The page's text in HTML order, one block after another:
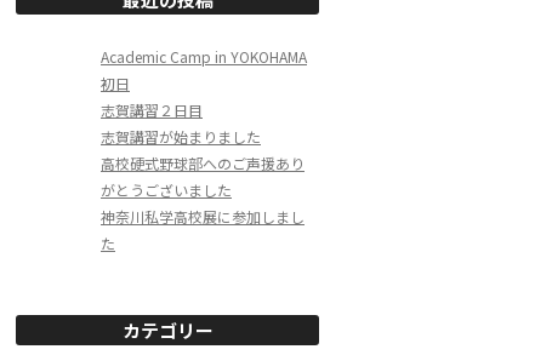
Academic Camp in YOKOHAMA
初日
志賀講習２日目
志賀講習が始まりました
高校硬式野球部へのご声援あり
がとうございました
神奈川私学高校展に参加しまし
た
カテゴリー